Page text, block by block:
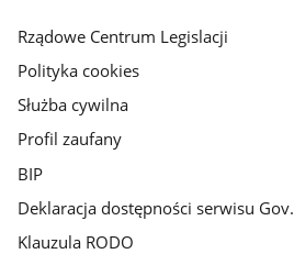
Rządowe Centrum Legislacji
Polityka cookies
Służba cywilna
Profil zaufany
BIP
Deklaracja dostępności serwisu
Klauzula RODO